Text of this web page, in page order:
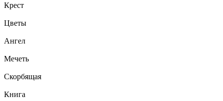
Крест
Цветы
Ангел
Мечеть
Скорбящая
Книга